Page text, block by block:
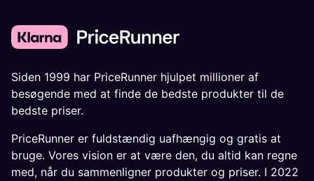
Siden 1999 har PriceRunner hjulpet millioner af
besøgende med at finde de bedste produkter til de
bedste priser.
PriceRunner er fuldstændig uafhængig og gratis at
bruge. Vores vision er at være den, du altid kan regne
med, når du sammenligner produkter og priser. I 2022